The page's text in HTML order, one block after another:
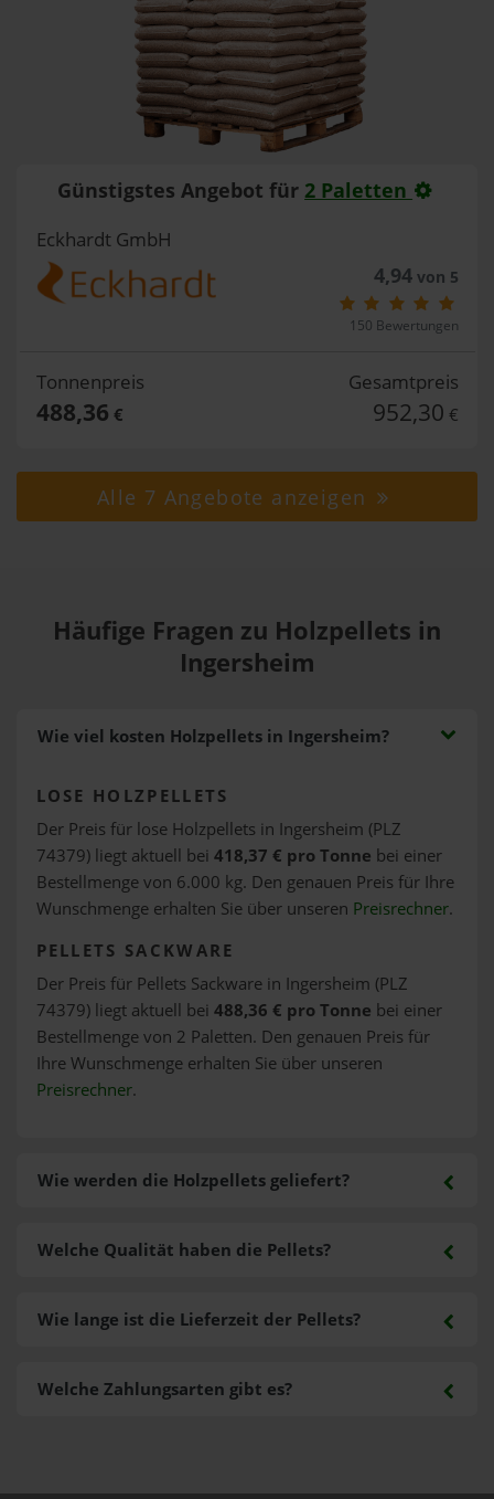
Günstigstes Angebot für 2 Paletten
Eckhardt GmbH
4,94von 5
150 Bewertungen
Tonnenpreis
488,36 €
Gesamtpreis
952,30 €
Alle 7 Angebote anzeigen
Häufige Fragen zu Holzpellets in
Ingersheim
Wie viel kosten Holzpellets in Ingersheim?
LOSE HOLZPELLETS
Der Preis für lose Holzpellets in Ingersheim (PLZ
74379) liegt aktuell bei 418,37 € pro Tonne bei einer
Bestellmenge von 6.000 kg. Den genauen Preis für Ihre
Wunschmenge erhalten Sie über unseren Preisrechner.
PELLETS SACKWARE
Der Preis für Pellets Sackware in Ingersheim (PLZ
74379) liegt aktuell bei 488,36 € pro Tonne bei einer
Bestellmenge von 2 Paletten. Den genauen Preis für
Ihre Wunschmenge erhalten Sie über unseren
Preisrechner.
Wie werden die Holzpellets geliefert?
Welche Zahlungsarten gibt es?
Welche Qualität haben die Pellets?
Wie lange ist die Lieferzeit der Pellets?